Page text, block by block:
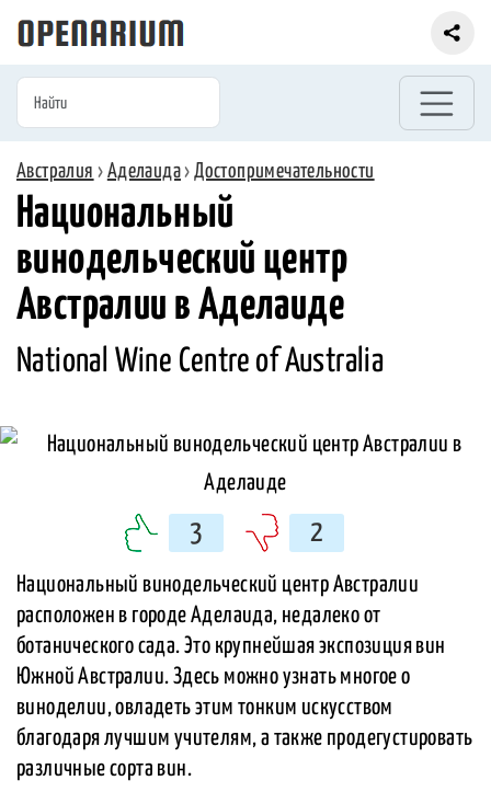
Австралия › Аделаида›Достопримечательности
Национальный
винодельческий центр
Австралии в Аделаиде
National Wine Centre of Australia
3 2
Национальный винодельческий центр Австралии
расположен в городе Аделаида, недалеко от
ботанического сада. Это крупнейшая экспозиция вин
Южной Австралии. Здесь можно узнать многое о
виноделии, овладеть этим тонким искусством
благодаря лучшим учителям, а также продегустировать
различные сорта вин.